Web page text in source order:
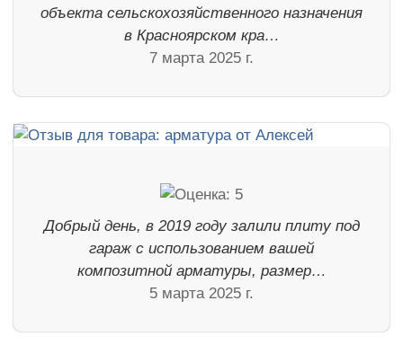
объекта сельскохозяйственного назначения
в Красноярском кра…
7 марта 2025 г.
Добрый день, в 2019 году залили плиту под
гараж с использованием вашей
композитной арматуры, размер…
5 марта 2025 г.